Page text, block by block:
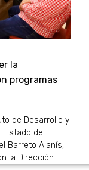
la
programas
de Desarrollo y
Estado de
Barreto Alanís,
la Dirección